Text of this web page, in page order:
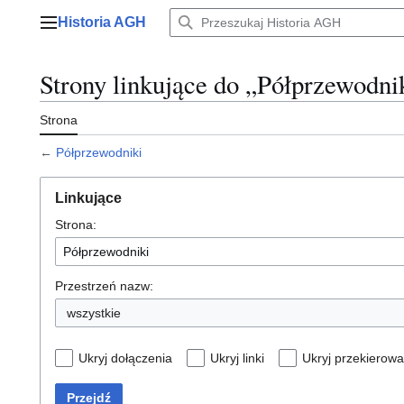
Menu główne
Historia AGH
Strony linkujące do
Strona
← Półprzewodniki
Linkujące
Strona:
Przestrzeń nazw:
wszystkie
Ukryj dołączenia Ukryj linki Ukryj
Przejdź